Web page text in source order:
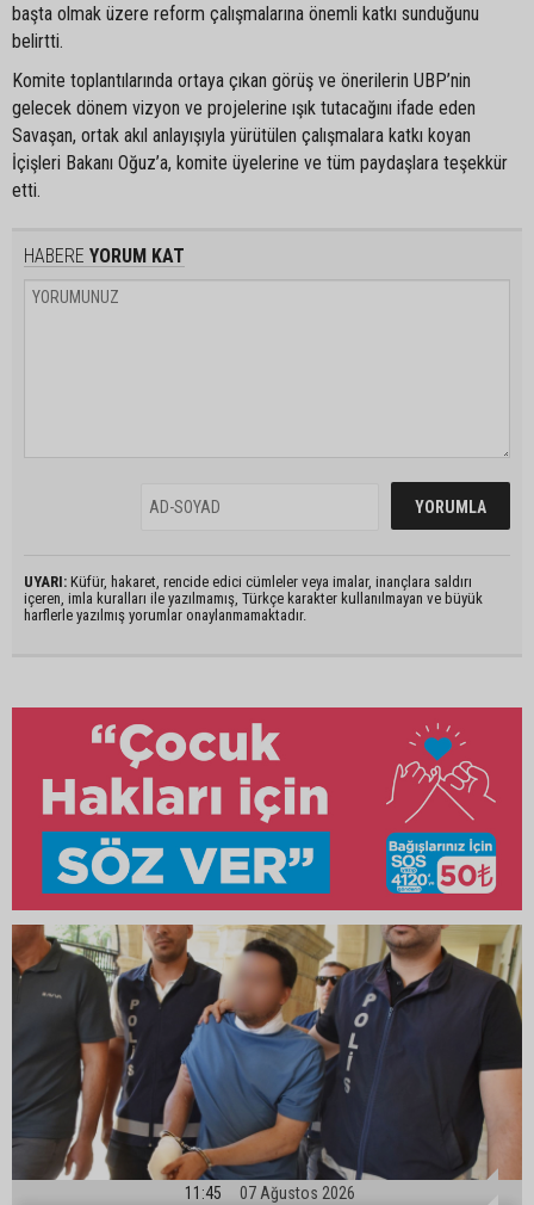
başta olmak üzere reform çalışmalarına önemli katkı sunduğunu
belirtti.
Komite toplantılarında ortaya çıkan görüş ve önerilerin UBP’nin
gelecek dönem vizyon ve projelerine ışık tutacağını ifade eden
Savaşan, ortak akıl anlayışıyla yürütülen çalışmalara katkı koyan
İçişleri Bakanı Oğuz’a, komite üyelerine ve tüm paydaşlara teşekkür
etti.
HABERE YORUM KAT
UYARI: Küfür, hakaret, rencide edici cümleler veya imalar, inançlara saldırı
içeren, imla kuralları ile yazılmamış, Türkçe karakter kullanılmayan ve büyük
harflerle yazılmış yorumlar onaylanmamaktadır.
11:45 07 Ağustos 2026